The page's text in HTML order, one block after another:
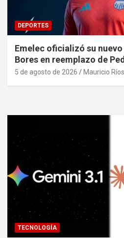
DEPORTES
Emelec oficializó su
Bores en reemplazo de
5 de agosto de 2026 Mauricio Ríos
TECNOLOGÍA